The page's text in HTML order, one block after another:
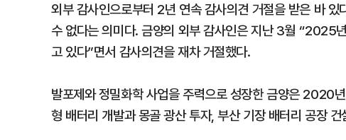
외부 감사인으로부터 2년 연속 감사의견 거절을 받은 바
수 없다는 의미다. 금양의 외부 감사인은 지난 3월 “2025
고 있다”면서 감사의견을 재차 거절했다.
발포제와 정밀화학 사업을 주력으로 성장한 금양은 2020
형 배터리 개발과 몽골 광산 투자, 부산 기장 배터리 공장